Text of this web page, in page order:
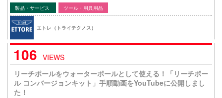
製品・サービス ツール・用具用品
エトレ（トライテクノス）
106 VIEWS
リーチポールをウォーターポールとして使える！「リーチポー
ル コンバージョンキット」手順動画をYouTubeに公開しまし
た！